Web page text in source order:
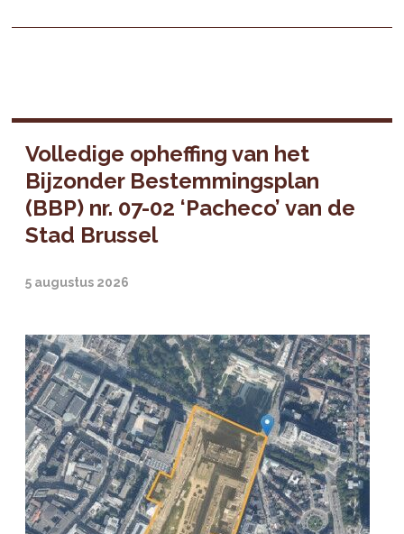
Volledige opheffing van het
Bijzonder Bestemmingsplan
(BBP) nr. 07-02 ‘Pacheco’ van de
Stad Brussel
5 augustus 2026